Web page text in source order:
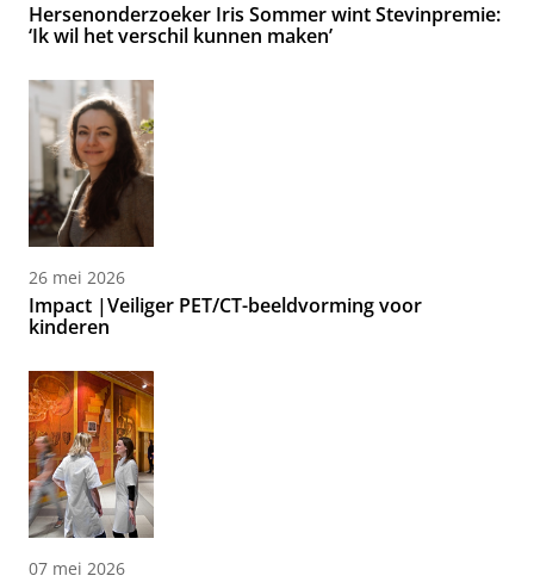
Hersenonderzoeker Iris Sommer wint Stevinpremie:
‘Ik wil het verschil kunnen maken’
26 mei 2026
Impact |Veiliger PET/CT-beeldvorming voor
kinderen
07 mei 2026